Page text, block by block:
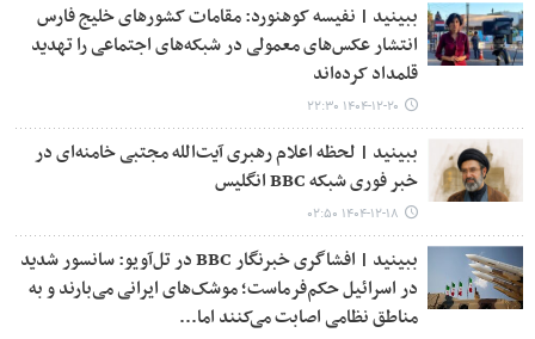
ببینید | نفیسه کوهنورد: مقامات کشورهای خلیج فارس
انتشار عکس‌های معمولی در شبکه‌های اجتماعی را تهدید
قلمداد کرده‌اند
۱۴۰۴-۱۲-۲۰ ۲۲:۳۰
ببینید | لحظه اعلام رهبری آیت‌الله مجتبی خامنه‌ای در
خبر فوری شبکه BBC انگلیس
۱۴۰۴-۱۲-۱۸ ۰۲:۵۰
ببینید | افشاگری خبرنگار BBC در تل‌آویو: سانسور شدید
در اسرائیل حکم‌فرماست؛ موشک‌های ایرانی می‌بارند و به
مناطق نظامی اصابت می‌کنند اما...